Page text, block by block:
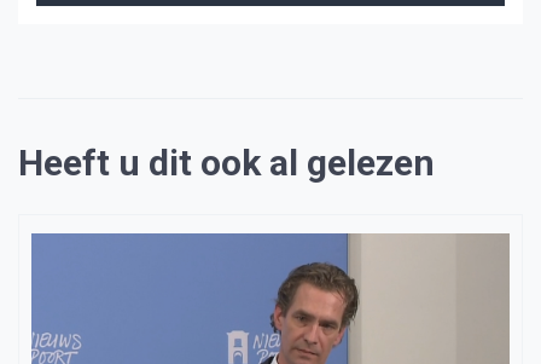
Heeft u dit ook al gelezen